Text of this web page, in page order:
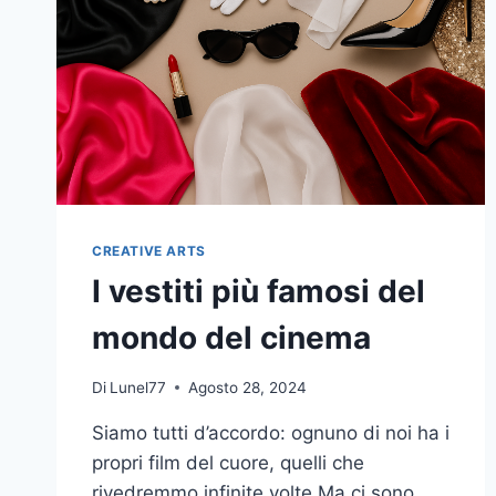
CREATIVE ARTS
I vestiti più famosi del
mondo del cinema
Di Lunel77 Agosto 28, 2024
Siamo tutti d’accordo: ognuno di noi ha i
propri film del cuore, quelli che